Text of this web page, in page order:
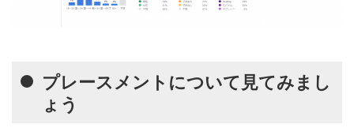
プレースメントについて見てみまし
ょう